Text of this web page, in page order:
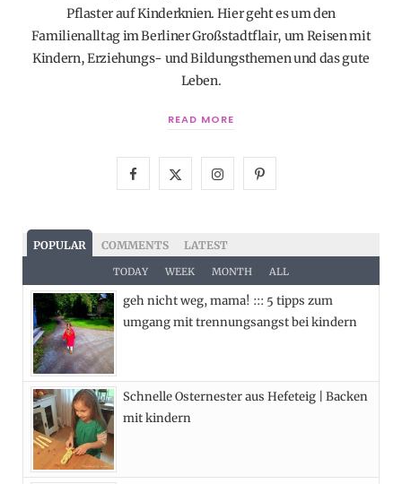
Pflaster auf Kinderknien. Hier geht es um den
Familienalltag im Berliner Großstadtflair, um Reisen mit
Kindern, Erziehungs- und Bildungsthemen und das gute
Leben.
READ MORE
c
e
b
k
T
w
i
e
I
s
t
a
a
P
e
s
POPULAR COMMENTS LATEST
TODAY WEEK MONTH ALL
geh nicht weg, mama! ::: 5 tipps zum
umgang mit trennungsangst bei kindern
Schnelle Osternester aus Hefeteig | Backen
mit kindern